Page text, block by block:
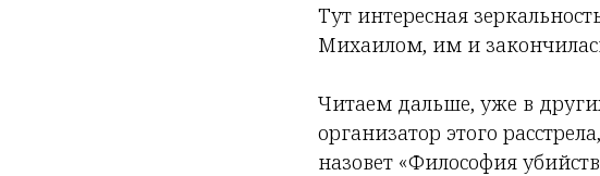
Тут интересная
Михаилом, им и
Читаем дальше, уже в
организатор этого
назовет «Философия